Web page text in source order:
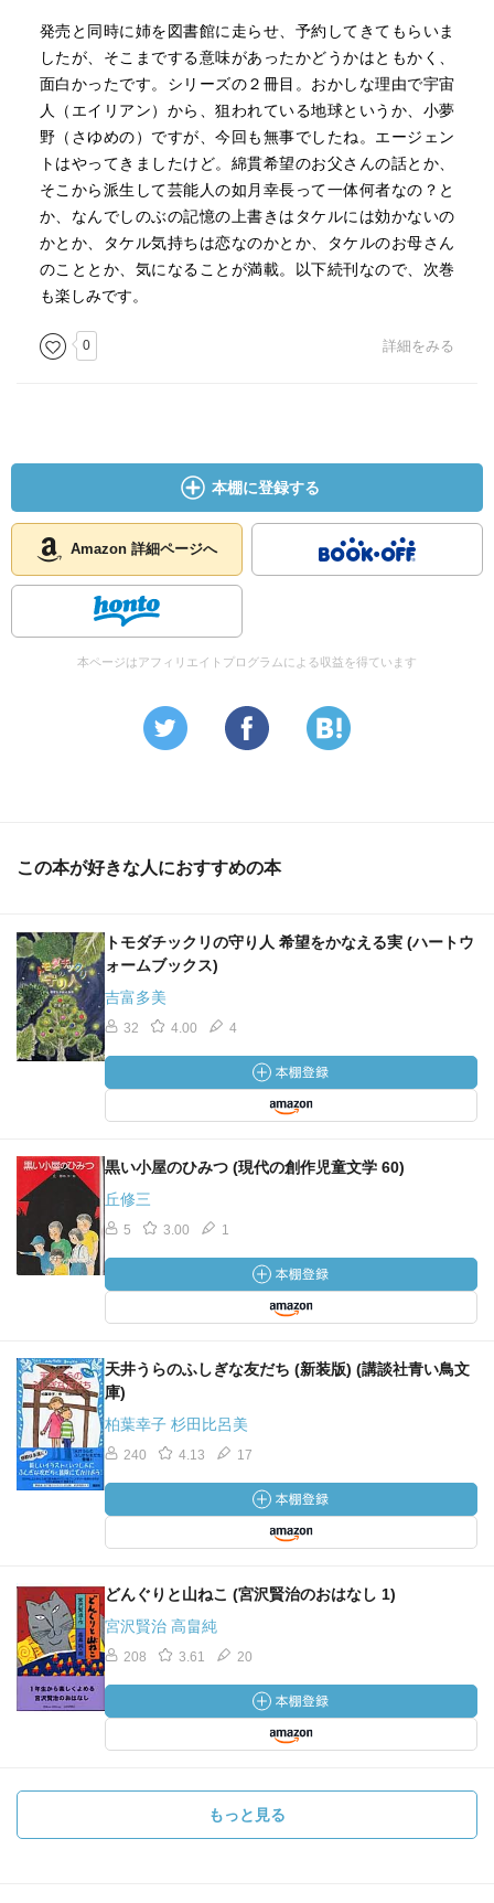
発売と同時に姉を図書館に走らせ、予約してきてもらいま
したが、そこまでする意味があったかどうかはともかく、
面白かったです。シリーズの２冊目。おかしな理由で宇宙
人（エイリアン）から、狙われている地球というか、小夢
野（さゆめの）ですが、今回も無事でしたね。エージェン
トはやってきましたけど。綿貫希望のお父さんの話とか、
そこから派生して芸能人の如月幸長って一体何者なの？と
か、なんでしのぶの記憶の上書きはタケルには効かないの
かとか、タケル気持ちは恋なのかとか、タケルのお母さん
のこととか、気になることが満載。以下続刊なので、次巻
も楽しみです。
0 詳細をみる
本棚に登録する
Amazon 詳細ページへ
本ページはアフィリエイトプログラムによる収益を得ています
この本が好きな人におすすめの本
トモダチックリの守り人 希望をかなえる実 (ハートウ
ォームブックス)
吉富多美
32 4.00 4
黒い小屋のひみつ (現代の創作児童文学 60)
丘修三
5 3.00 1
天井うらのふしぎな友だち (新装版) (講談社青い鳥文
庫)
柏葉幸子 杉田比呂美
240 4.13 17
どんぐりと山ねこ (宮沢賢治のおはなし 1)
宮沢賢治 高畠純
208 3.61 20
もっと見る